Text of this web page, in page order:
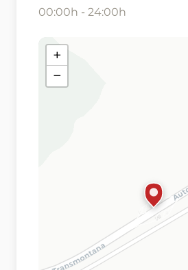
00:00h - 24:00h
+
−